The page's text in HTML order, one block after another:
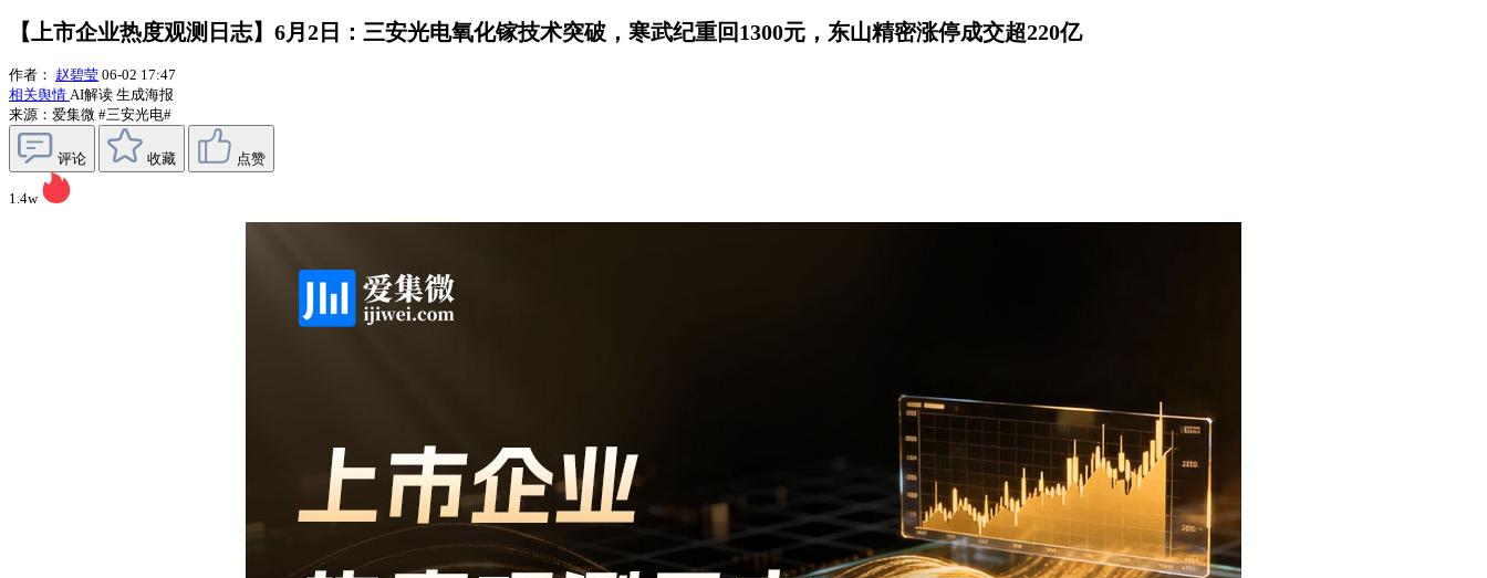
【上市企业热度观测日志】6月2日：三安光电氧化镓技术突破，寒武纪重回1300元，东山精密涨停成交超220亿
作者： 赵碧莹 06-02 17:47
相关舆情 AI解读 生成海报
来源：爱集微 #三安光电#
评论 收藏 点赞
1.4w